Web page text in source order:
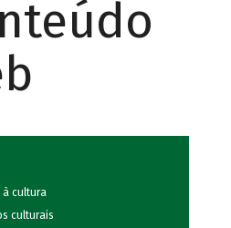
à cultura
culturais